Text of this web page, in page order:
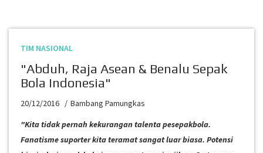
TIM NASIONAL
"Abduh, Raja Asean & Benalu Sepak
Bola Indonesia"
20/12/2016
Bambang Pamungkas
"Kita tidak pernah kekurangan talenta pesepakbola.
Fanatisme suporter kita teramat sangat luar biasa. Potensi